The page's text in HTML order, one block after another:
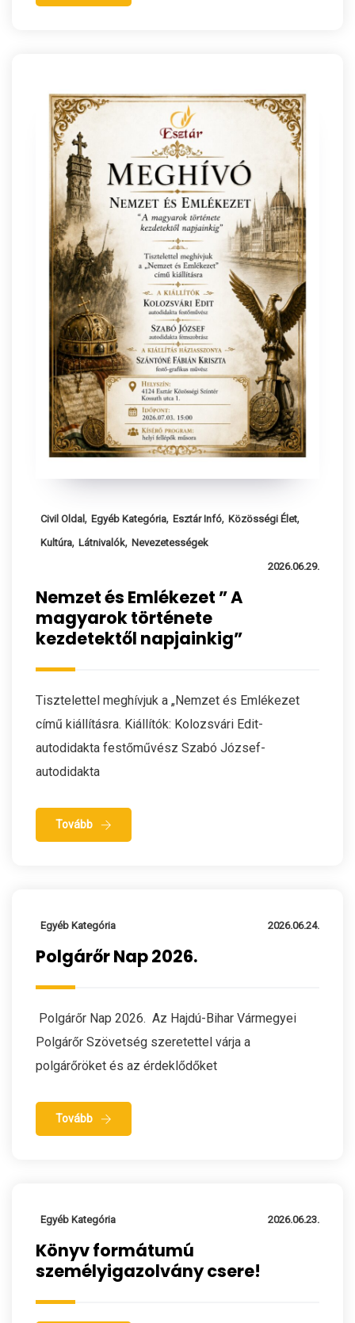
Civil Oldal, Egyéb Kategória, Esztár Infó, Közösségi Élet,
Kultúra, Látnivalók, Nevezetességek
2026.06.29.
Nemzet és Emlékezet ” A
magyarok története
kezdetektől napjainkig”
Tisztelettel meghívjuk a „Nemzet és Emlékezet
című kiállításra. Kiállítók: Kolozsvári Edit-
autodidakta festőművész Szabó József-
autodidakta
Tovább
Egyéb Kategória 2026.06.24.
Polgárőr Nap 2026.
Polgárőr Nap 2026. Az Hajdú-Bihar Vármegyei
Polgárőr Szövetség szeretettel várja a
polgárőröket és az érdeklődőket
Tovább
Egyéb Kategória 2026.06.23.
Könyv formátumú
személyigazolvány csere!